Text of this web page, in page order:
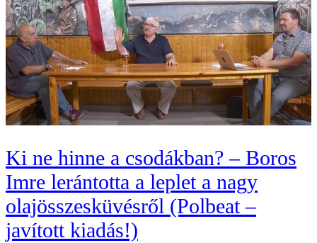
Ki ne hinne a csodákban? – Boros
Imre lerántotta a leplet a nagy
olajösszesküvésről (Polbeat –
javított kiadás!)